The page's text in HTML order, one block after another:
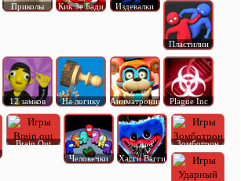
Приколы Кик Зе Бади Издевалки
Пластилин
12 замков На логику Аниматроник Plague Inc
Brain Out
Человечки
Хагги Вагги
Зомботрон